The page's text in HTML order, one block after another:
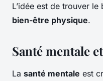
L’idée est de trouver
bien-être physique.
Santé mentale
La santé mentale est